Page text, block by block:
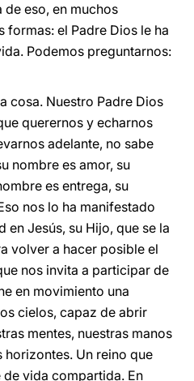
eso, en muchos
formas: el Padre Dios le ha
Podemos preguntarnos:
cosa. Nuestro Padre Dios
querernos y echarnos
adelante, no sabe
nombre es amor, su
es entrega, su
nos lo ha manifestado
Jesús, su Hijo, que se la
volver a hacer posible el
nos invita a participar de
en movimiento una
cielos, capaz de abrir
mentes, nuestras manos
Un reino que
vida compartida. En